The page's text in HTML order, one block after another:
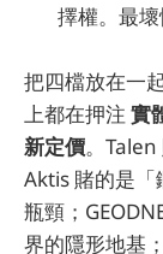
擇權。最
把四檔放在一
上都在押注 實
新定價。Talen
Aktis 賭的是「
瓶頸；
界的隱形地基